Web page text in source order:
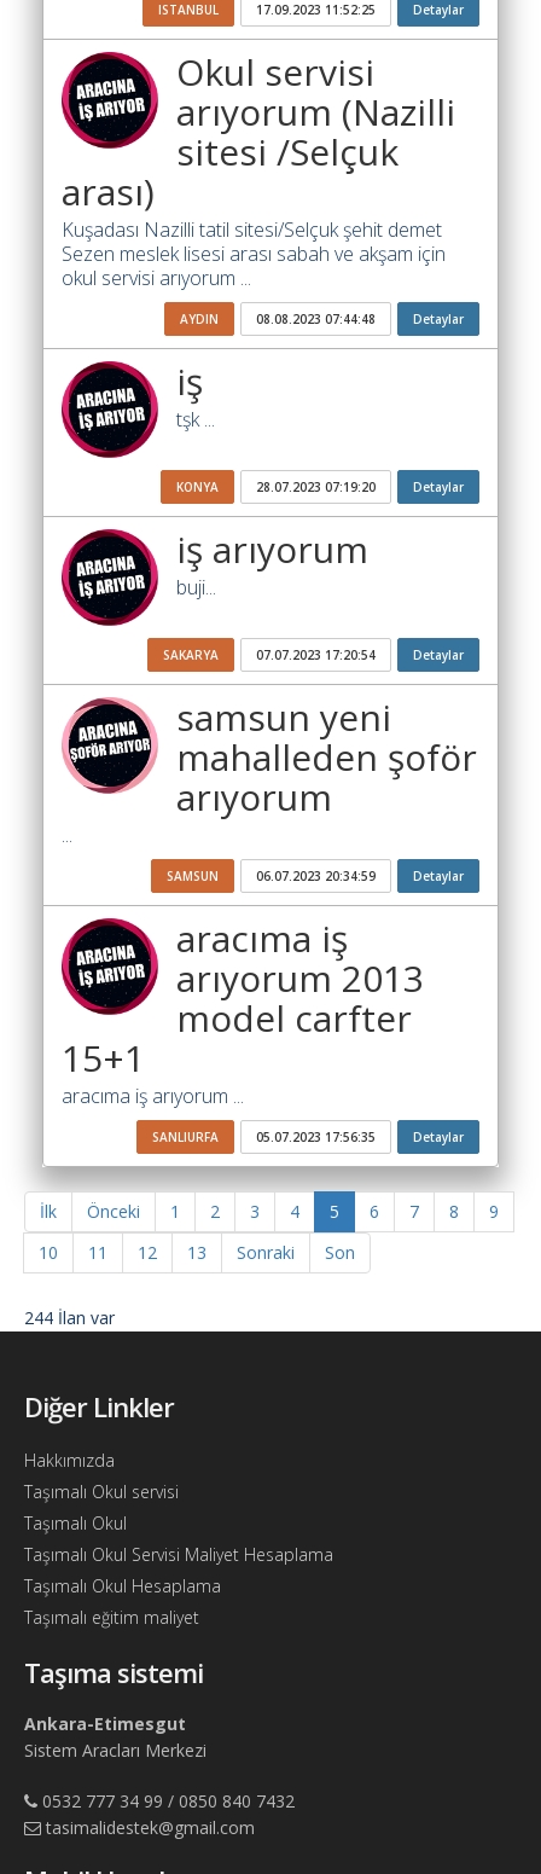
arayanlar
Aracına
Katsayısı
Ajandam
Hakkımızda
İletişim
ISTANBUL 17.09.2023 11:52:25 Detaylar
Okul servisi
arıyorum (Nazilli
sitesi /Selçuk
arası)
Kuşadası Nazilli tatil sitesi/Selçuk şehit demet
Sezen meslek lisesi arası sabah ve akşam için
okul servisi arıyorum ...
AYDIN 08.08.2023 07:44:48 Detaylar
iş
tşk ...
KONYA 28.07.2023 07:19:20 Detaylar
iş arıyorum
buji...
SAKARYA 07.07.2023 17:20:54 Detaylar
samsun yeni
mahalleden şoför
arıyorum
...
SAMSUN 06.07.2023 20:34:59 Detaylar
aracıma iş
arıyorum 2013
model carfter
15+1
aracıma iş arıyorum ...
SANLIURFA 05.07.2023 17:56:35 Detaylar
İlk Önceki 1 2 3 4 5 6 7 8
9
10
11 12 13 Sonraki Son
244 İlan var
Diğer Linkler
Hakkımızda
Taşımalı Okul servisi
Taşımalı Okul
Taşımalı Okul Servisi Maliyet Hesaplama
Taşımalı Okul Hesaplama
Taşımalı eğitim maliyet
Taşıma sistemi
Ankara-Etimesgut
Sistem Aracları Merkezi
0532 777 34 99 / 0850 840 7432
tasimalidestek@gmail.com